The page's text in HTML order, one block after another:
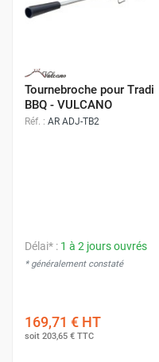
Tournebroche pour Tradi
BBQ - VULCANO
Réf. : AR ADJ-TB2
Délai* : 1 à 2 jours ouvrés
* généralement constaté
169,71 € HT
soit 203,65 € TTC